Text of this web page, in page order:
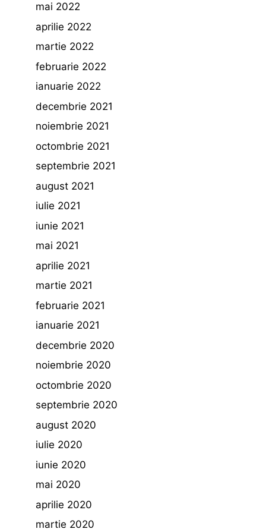
mai 2022
aprilie 2022
martie 2022
februarie 2022
ianuarie 2022
decembrie 2021
noiembrie 2021
octombrie 2021
septembrie 2021
august 2021
iulie 2021
iunie 2021
mai 2021
aprilie 2021
martie 2021
februarie 2021
ianuarie 2021
decembrie 2020
noiembrie 2020
octombrie 2020
septembrie 2020
august 2020
iulie 2020
iunie 2020
mai 2020
aprilie 2020
martie 2020